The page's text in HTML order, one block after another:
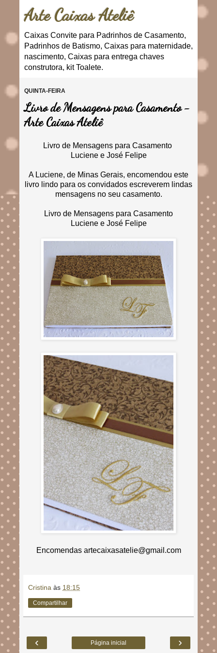
Arte Caixas Ateliê
Caixas Convite para Padrinhos de Casamento,
Padrinhos de Batismo, Caixas para maternidade,
nascimento, Caixas para entrega chaves
construtora, kit Toalete.
QUINTA-FEIRA
Livro de Mensagens para Casamento -
Arte Caixas Ateliê
Livro de Mensagens para Casamento
Luciene e José Felipe
A Luciene, de Minas Gerais, encomendou este
livro lindo para os convidados escreverem lindas
mensagens no seu casamento.
Livro de Mensagens para Casamento
Luciene e José Felipe
Encomendas artecaixasatelie@gmail.com
Cristina às 18:15
Compartilhar
‹ ›
Página inicial